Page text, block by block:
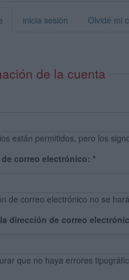
inicia sesión Olvidé mi
de la cuenta
están permitidos, pero los
correo electrónico: *
de correo electrónico no se
dirección de correo
que no haya errores